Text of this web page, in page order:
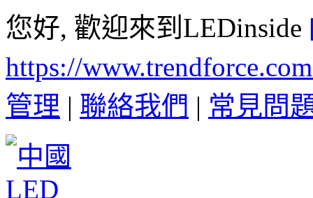
您好, 歡迎來到LEDinside
https://
管理 | 聯絡我們 | 常見問